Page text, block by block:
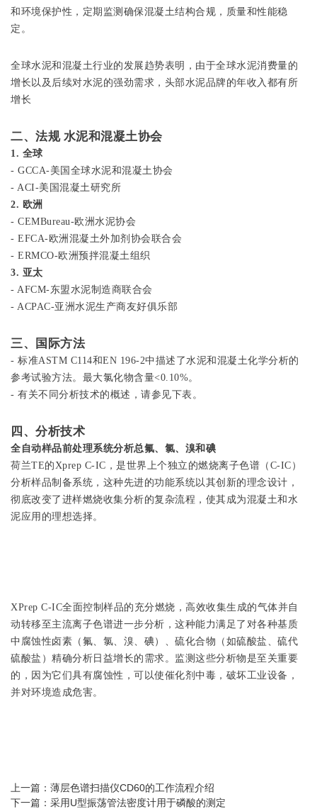
和环境保护性，定期监测确保混凝土结构合规，质量和性能稳
定。
全球水泥和混凝土行业的发展趋势表明，由于全球水泥消费量的
增长以及后续对水泥的强劲需求，头部水泥品牌的年收入都有所
增长
二、法规 水泥和混凝土协会
1. 全球
- GCCA-美国全球水泥和混凝土协会
- ACI-美国混凝土研究所
2. 欧洲
- CEMBureau-欧洲水泥协会
- EFCA-欧洲混凝土外加剂协会联合会
- ERMCO-欧洲预拌混凝土组织
3. 亚太
- AFCM-东盟水泥制造商联合会
- ACPAC-亚洲水泥生产商友好俱乐部
三、国际方法
- 标准ASTM C114和EN 196-2中描述了水泥和混凝土化学分析的
参考试验方法。最大氯化物含量<0.10%。
- 有关不同分析技术的概述，请参见下表。
四、分析技术
全自动样品前处理系统分析总氟、氯、溴和碘
荷兰TE的Xprep C-IC，是世界上个独立的燃烧离子色谱（C-IC）
分析样品制备系统，这种先进的功能系统以其创新的理念设计，
彻底改变了进样燃烧收集分析的复杂流程，使其成为混凝土和水
泥应用的理想选择。
XPrep C-IC全面控制样品的充分燃烧，高效收集生成的气体并自
动转移至主流离子色谱进一步分析，这种能力满足了对各种基质
中腐蚀性卤素（氟、氯、溴、碘）、硫化合物（如硫酸盐、硫代
硫酸盐）精确分析日益增长的需求。监测这些分析物是至关重要
的，因为它们具有腐蚀性，可以使催化剂中毒，破坏工业设备，
并对环境造成危害。
上一篇： 薄层色谱扫描仪CD60的工作流程介绍
下一篇： 采用U型振荡管法密度计用于磷酸的测定